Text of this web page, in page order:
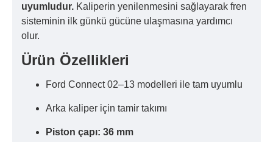
uyumludur. Kaliperin yenilenmesini sağlayarak fren
sisteminin ilk günkü gücüne ulaşmasına yardımcı
olur.
Ürün Özellikleri
Ford Connect 02–13 modelleri ile tam uyumlu
Arka kaliper için tamir takımı
Piston çapı: 36 mm